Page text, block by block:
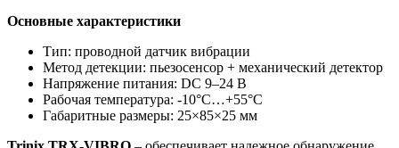
Основные характеристики
Тип: проводной датчик вибрации
Метод детекции: пьезосенсор + механический детектор
Напряжение питания: DC 9–24 В
Рабочая температура: -10°C…+55°C
Габаритные размеры: 25×85×25 мм